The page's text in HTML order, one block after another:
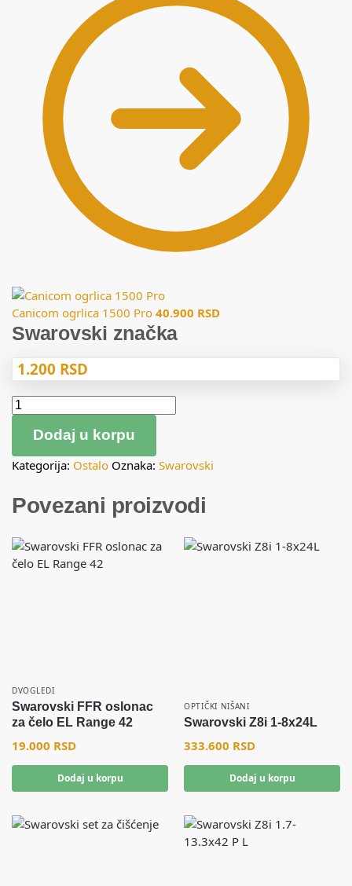
Canicom ogrlica 1500 Pro 40.900 RSD
Swarovski značka
1.200 RSD
Dodaj u korpu
Kategorija: Ostalo Oznaka: Swarovski
Povezani proizvodi
DVOGLEDI
Swarovski FFR oslonac
za čelo EL Range 42
19.000 RSD
Dodaj u korpu
OPTIČKI NIŠANI
Swarovski Z8i 1-8x24L
333.600 RSD
Dodaj u korpu